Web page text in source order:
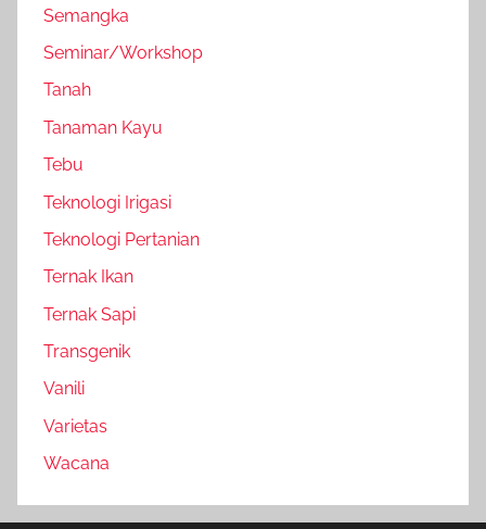
Semangka
Seminar/Workshop
Tanah
Tanaman Kayu
Tebu
Teknologi Irigasi
Teknologi Pertanian
Ternak Ikan
Ternak Sapi
Transgenik
Vanili
Varietas
Wacana